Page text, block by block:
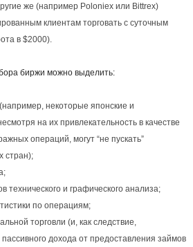
же (например Poloniex или Bittrex)
клиентам торговать с суточным
в $2000).
биржи можно выделить:
некоторые японские и
на их привлекательность в качестве
операций, могут “не пускать”
стран);
технического и графического анализа;
по операциям;
торговли (и, как следствие,
дохода от предоставления займов